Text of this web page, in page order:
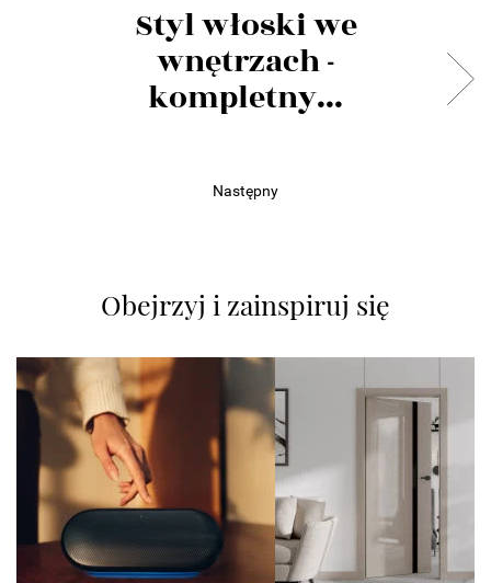
Styl włoski we
wnętrzach -
kompletny...
Następny
Obejrzyj i zainspiruj się